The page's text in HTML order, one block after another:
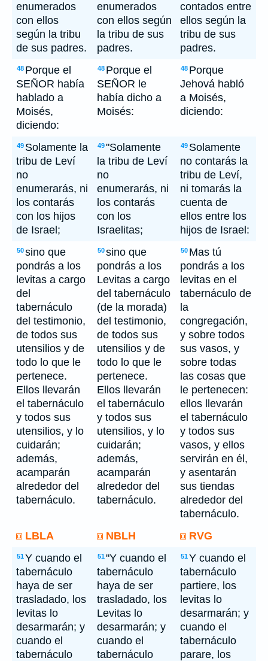
enumerados
con ellos
según la tribu
de sus padres.
enumerados
con ellos según
la tribu de sus
padres.
contados entre
ellos según la
tribu de sus
padres.
48 Porque el
SEÑOR había
hablado a
Moisés,
diciendo:
48 Porque el
SEÑOR le
había dicho a
Moisés:
48 Porque
Jehová habló
a Moisés,
diciendo:
49 Solamente la
tribu de Leví
no
enumerarás, ni
los contarás
con los hijos
de Israel;
49"Solamente
la tribu de Leví
no
enumerarás, ni
los contarás
con los
Israelitas;
49 Solamente
no contarás la
tribu de Leví,
ni tomarás la
cuenta de
ellos entre los
hijos de Israel:
50sino que
pondrás a los
levitas a cargo
del
tabernáculo
del testimonio,
de todos sus
utensilios y de
todo lo que le
pertenece.
Ellos llevarán
el tabernáculo
y todos sus
utensilios, y lo
cuidarán;
además,
acamparán
alrededor del
tabernáculo.
50sino que
pondrás a los
Levitas a cargo
del tabernáculo
(de la morada)
del testimonio,
de todos sus
utensilios y de
todo lo que le
pertenece.
Ellos llevarán
el tabernáculo
y todos sus
utensilios, y lo
cuidarán;
además,
acamparán
alrededor del
tabernáculo.
50 Mas tú
pondrás a los
levitas en el
tabernáculo de
la
congregación,
y sobre todos
sus vasos, y
sobre todas
las cosas que
le pertenecen:
ellos llevarán
el tabernáculo
y todos sus
vasos, y ellos
servirán en él,
y asentarán
sus tiendas
alrededor del
tabernáculo.
LBLA
NBLH RVG
51Y cuando el
tabernáculo
haya de ser
trasladado, los
levitas lo
desarmarán; y
cuando el
tabernáculo
51"Y cuando el
tabernáculo
haya de ser
trasladado, los
Levitas lo
desarmarán; y
cuando el
tabernáculo
51Y cuando el
tabernáculo
partiere, los
levitas lo
desarmarán; y
cuando el
tabernáculo
parare, los